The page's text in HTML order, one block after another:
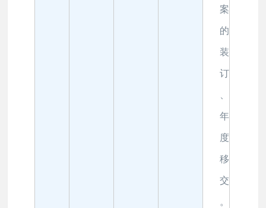
案
的
装
订
年
度
移
交
。